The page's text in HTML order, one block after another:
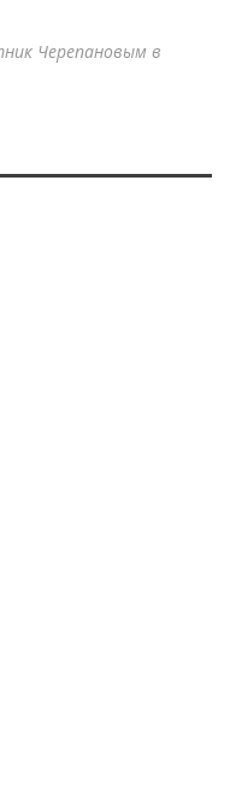
Черепановым в